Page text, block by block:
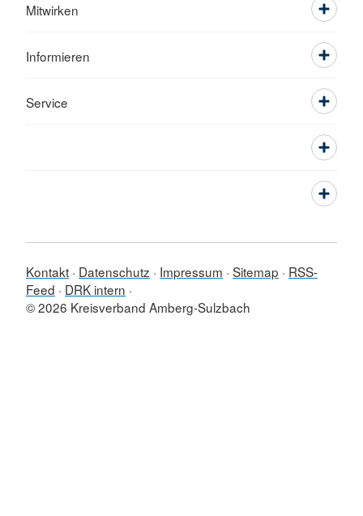
Mitwirken
Informieren
Service
Kontakt Datenschutz Impressum Sitemap
RSS-
Feed
DRK intern
© 2026 Kreisverband Amberg-Sulzbach